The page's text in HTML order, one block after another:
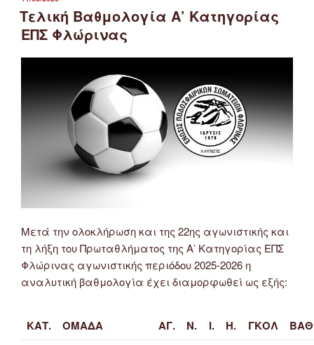
ΣΤΙΣ
Τελική Βαθμολογία Α’ Κατηγορίας
ΕΠΣ Φλώρινας
Μετά την ολοκλήρωση και της 22ης αγωνιστικής και
τη λήξη του Πρωταθλήματος της Α’ Κατηγορίας ΕΠΣ
Φλώρινας αγωνιστικής περιόδου 2025-2026 η
αναλυτική βαθμολογία έχει διαμορφωθεί ως εξής:
ΚΑΤ. ΟΜΑΔΑ ΑΓ. Ν. Ι. Η. ΓΚΟΛ